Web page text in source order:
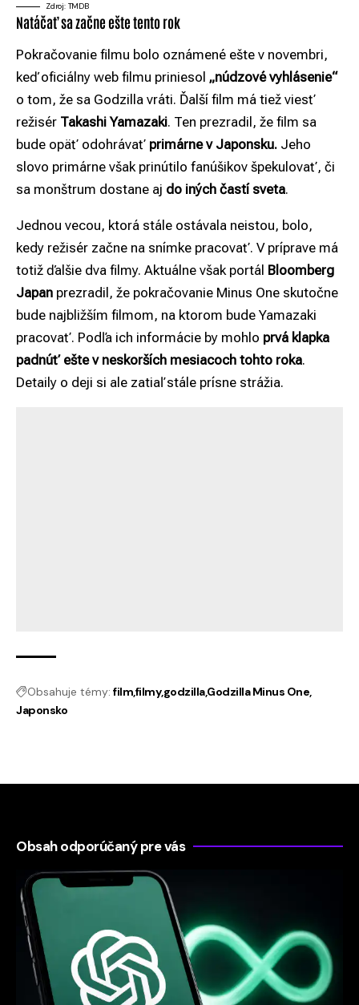
Zdroj: TMDB
Natáčať sa začne ešte tento rok
Pokračovanie filmu bolo oznámené ešte v novembri,
keď oficiálny web filmu priniesol „núdzové vyhlásenie“
o tom, že sa Godzilla vráti. Ďalší film má tiež viesť
režisér Takashi Yamazaki. Ten prezradil, že film sa
bude opäť odohrávať primárne v Japonsku. Jeho
slovo primárne však prinútilo fanúšikov špekulovať, či
sa monštrum dostane aj do iných častí sveta.
Jednou vecou, ktorá stále ostávala neistou, bolo,
kedy režisér začne na snímke pracovať. V príprave má
totiž ďalšie dva filmy. Aktuálne však portál Bloomberg
Japan prezradil, že pokračovanie Minus One skutočne
bude najbližším filmom, na ktorom bude Yamazaki
pracovať. Podľa ich informácie by mohlo prvá klapka
padnúť ešte v neskorších mesiacoch tohto roka.
Detaily o deji si ale zatiaľ stále prísne strážia.
Obsahuje témy: filmfilmygodzillaGodzilla Minus One
Japonsko
Obsah odporúčaný pre vás